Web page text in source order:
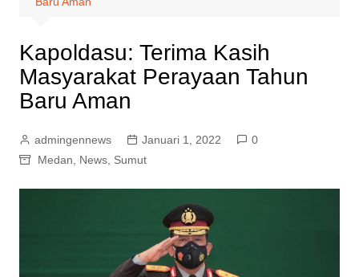
Kapoldasu: Terima Kasih
Masyarakat Perayaan Tahun
Baru Aman
admingennews Januari 1, 2022
0
Medan
News, Sumut